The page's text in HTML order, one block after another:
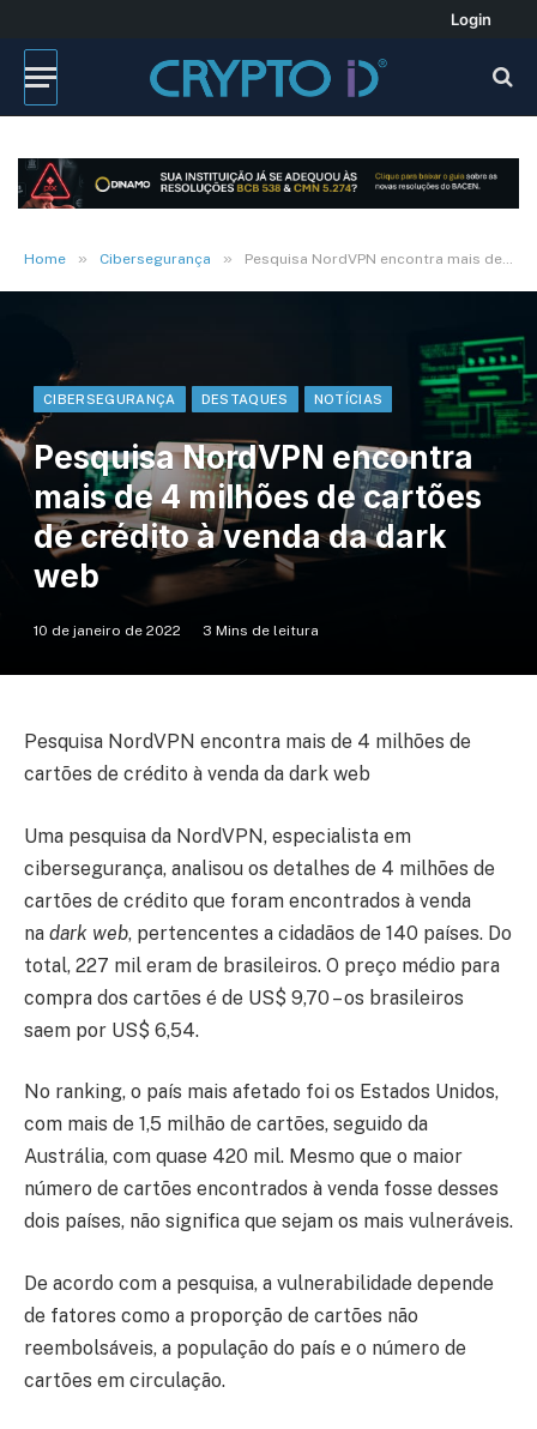
Login
Home » Cibersegurança » Pesquisa NordVPN encontra mais de 4 milhões de cartões de crédito à venda da dark web
CIBERSEGURANÇA DESTAQUES NOTÍCIAS
Pesquisa NordVPN encontra
mais de 4 milhões de cartões
de crédito à venda da dark
web
10 de janeiro de 2022 3 Mins de leitura
Pesquisa NordVPN encontra mais de 4 milhões de
cartões de crédito à venda da dark web
Uma pesquisa da NordVPN, especialista em
cibersegurança, analisou os detalhes de 4 milhões de
cartões de crédito que foram encontrados à venda
na dark web, pertencentes a cidadãos de 140 países. Do
total, 227 mil eram de brasileiros. O preço médio para
compra dos cartões é de US$ 9,70 – os brasileiros
saem por US$ 6,54.
No ranking, o país mais afetado foi os Estados Unidos,
com mais de 1,5 milhão de cartões, seguido da
Austrália, com quase 420 mil. Mesmo que o maior
número de cartões encontrados à venda fosse desses
dois países, não significa que sejam os mais vulneráveis.
De acordo com a pesquisa, a vulnerabilidade depende
de fatores como a proporção de cartões não
reembolsáveis, a população do país e o número de
cartões em circulação.